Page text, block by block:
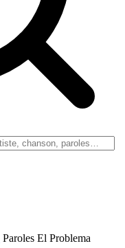
Paroles El Problema